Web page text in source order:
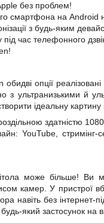
без проблем!
смартфона на Android
з будь-яким
час телефонного
опції
з ультранизькими й
ідеальну картину
здатністю
YouTube,
може більше! Ви
камер. У
навіть без
який застосунок на